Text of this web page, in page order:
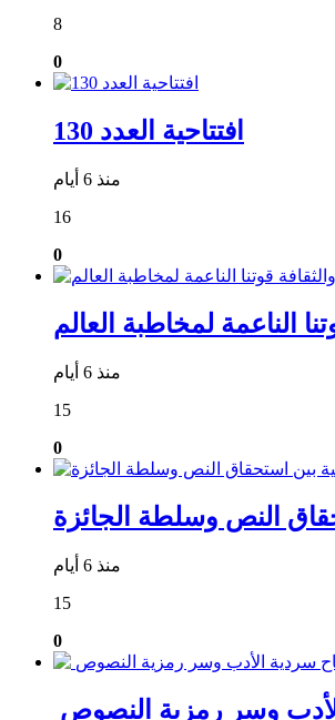
8
0
افتتاحية العدد 130
منذ 6 أيام
16
0
منذ 6 أيام
15
0
النص وسلطة الجائزة
منذ 6 أيام
15
0
وسر رمزية النصوص